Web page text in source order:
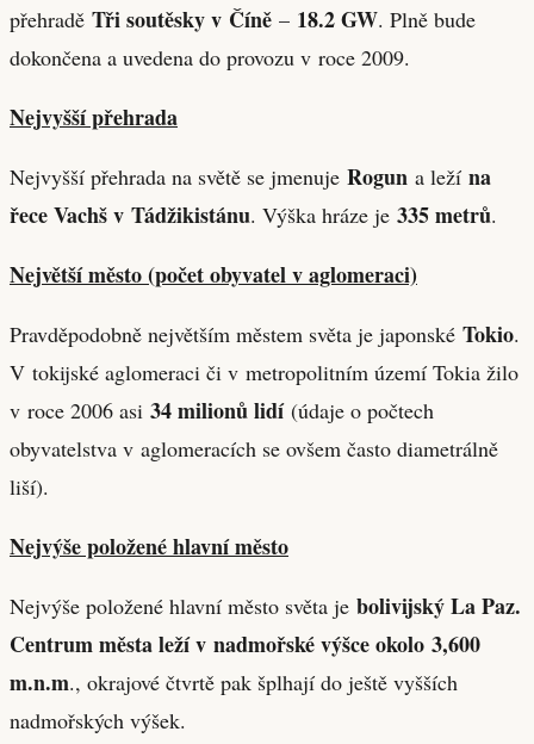
přehradě Tři soutěsky v Číně – 18.2 GW. Plně bude
dokončena a uvedena do provozu v roce 2009.
Nejvyšší přehrada
Nejvyšší přehrada na světě se jmenuje Rogun a leží na
řece Vachš v Tádžikistánu. Výška hráze je 335 metrů.
Největší město (počet obyvatel v aglomeraci)
Pravděpodobně největším městem světa je japonské Tokio.
V tokijské aglomeraci či v metropolitním území Tokia žilo
v roce 2006 asi 34 milionů lidí(údaje o počtech
obyvatelstva v aglomeracích se ovšem často diametrálně
liší).
Nejvýše položené hlavní město
Nejvýše položené hlavní město světa je bolivijský La Paz.
Centrum města leží v nadmořské výšce okolo 3,600
m.n.m., okrajové čtvrtě pak šplhají do ještě vyšších
nadmořských výšek.